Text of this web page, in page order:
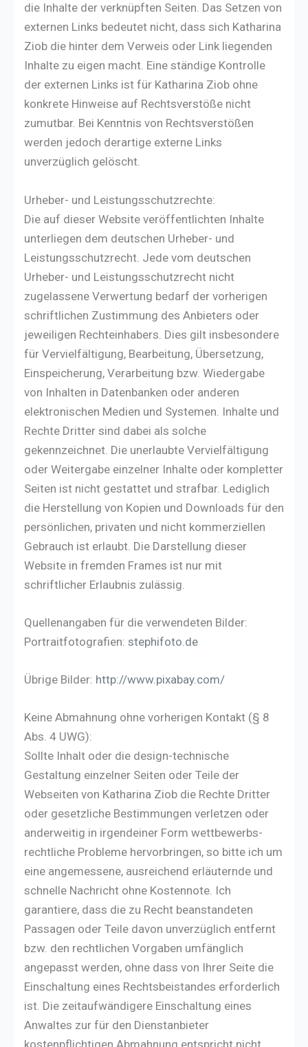
die Inhalte der verknüpften Seiten. Das Setzen von
externen Links bedeutet nicht, dass sich Katharina
Ziob die hinter dem Verweis oder Link liegenden
Inhalte zu eigen macht. Eine ständige Kontrolle
der externen Links ist für Katharina Ziob ohne
konkrete Hinweise auf Rechtsverstöße nicht
zumutbar. Bei Kenntnis von Rechtsverstößen
werden jedoch derartige externe Links
unverzüglich gelöscht.
Urheber- und Leistungsschutzrechte:
Die auf dieser Website veröffentlichten Inhalte
unterliegen dem deutschen Urheber- und
Leistungsschutzrecht. Jede vom deutschen
Urheber- und Leistungsschutzrecht nicht
zugelassene Verwertung bedarf der vorherigen
schriftlichen Zustimmung des Anbieters oder
jeweiligen Rechteinhabers. Dies gilt insbesondere
für Vervielfältigung, Bearbeitung, Übersetzung,
Einspeicherung, Verarbeitung bzw. Wiedergabe
von Inhalten in Datenbanken oder anderen
elektronischen Medien und Systemen. Inhalte und
Rechte Dritter sind dabei als solche
gekennzeichnet. Die unerlaubte Vervielfältigung
oder Weitergabe einzelner Inhalte oder kompletter
Seiten ist nicht gestattet und strafbar. Lediglich
die Herstellung von Kopien und Downloads für den
persönlichen, privaten und nicht kommerziellen
Gebrauch ist erlaubt. Die Darstellung dieser
Website in fremden Frames ist nur mit
schriftlicher Erlaubnis zulässig.
Quellenangaben für die verwendeten Bilder:
Portraitfotografien: stephifoto.de
Übrige Bilder: http://www.pixabay.com/
Keine Abmahnung ohne vorherigen Kontakt (§ 8
Abs. 4 UWG):
Sollte Inhalt oder die design-technische
Gestaltung einzelner Seiten oder Teile der
Webseiten von Katharina Ziob die Rechte Dritter
oder gesetzliche Bestimmungen verletzen oder
anderweitig in irgendeiner Form wettbewerbs-
rechtliche Probleme hervorbringen, so bitte ich um
eine angemessene, ausreichend erläuternde und
schnelle Nachricht ohne Kostennote. Ich
garantiere, dass die zu Recht beanstandeten
Passagen oder Teile davon unverzüglich entfernt
bzw. den rechtlichen Vorgaben umfänglich
angepasst werden, ohne dass von Ihrer Seite die
Einschaltung eines Rechtsbeistandes erforderlich
ist. Die zeitaufwändigere Einschaltung eines
Anwaltes zur für den Dienstanbieter